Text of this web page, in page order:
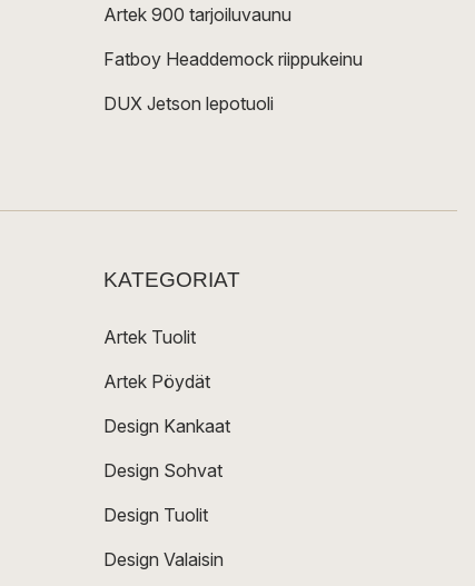
Artek 900 tarjoiluvaunu
Fatboy Headdemock riippukeinu
DUX Jetson lepotuoli
KATEGORIAT
Artek Tuolit
Artek Pöydät
Design Kankaat
Design Sohvat
Design Tuolit
Design Valaisin